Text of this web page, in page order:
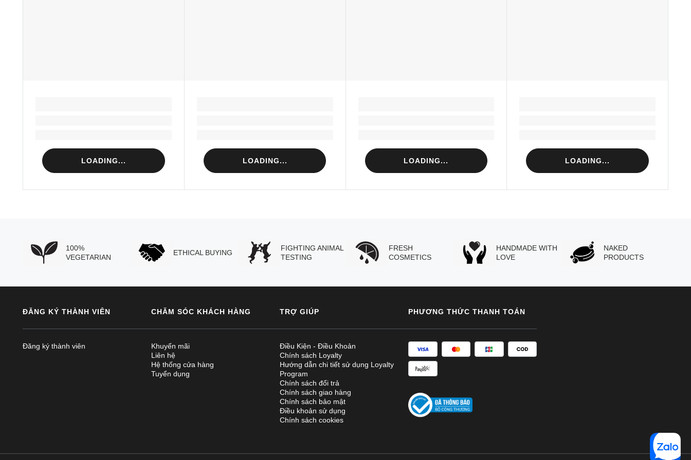
LOADING... LOADING... LOADING... LOADING...
100%
VEGETARIAN
ETHICAL BUYING
FIGHTING ANIMAL
TESTING
FRESH
COSMETICS
HANDMADE WITH
LOVE
NAKED
PRODUCTS
ĐĂNG KÝ THÀNH VIÊN
Đăng ký thành viên
CHĂM SÓC KHÁCH HÀNG
Khuyến mãi
Liên hệ
Hệ thống cửa hàng
Tuyển dụng
TRỢ GIÚP
Điều Kiện - Điều Khoản
Chính sách Loyalty
Hướng dẫn chi tiết sử dụng Loyalty
Program
Chính sách đổi trả
Chính sách giao hàng
Chính sách bảo mật
Điều khoản sử dụng
Chính sách cookies
PHƯƠNG THỨC THANH TOÁN